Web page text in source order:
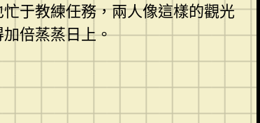
于教練任務，兩人像這樣的觀光
倍蒸蒸日上。